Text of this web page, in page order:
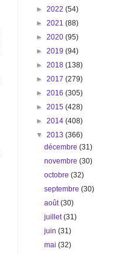
► 2022 (54)
► 2021 (88)
► 2020 (95)
► 2019 (94)
► 2018 (138)
► 2017 (279)
► 2016 (305)
► 2015 (428)
► 2014 (408)
▼ 2013 (366)
décembre(31)
novembre(30)
octobre(32)
septembre(30)
août(30)
juillet(31)
juin(31)
mai(32)